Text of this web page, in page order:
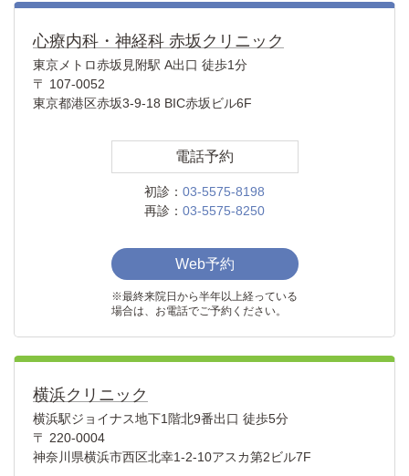
心療内科・神経科 赤坂クリニック
東京メトロ赤坂見附駅 A出口 徒歩1分
〒 107-0052
東京都港区赤坂3-9-18 BIC赤坂ビル6F
電話予約
初診： 03-5575-8198
再診： 03-5575-8250
Web予約
※最終来院日から半年以上経っている
場合は、お電話でご予約ください。
横浜クリニック
横浜駅ジョイナス地下1階北9番出口 徒歩5分
〒 220-0004
神奈川県横浜市西区北幸1-2-10アスカ第2ビル7F